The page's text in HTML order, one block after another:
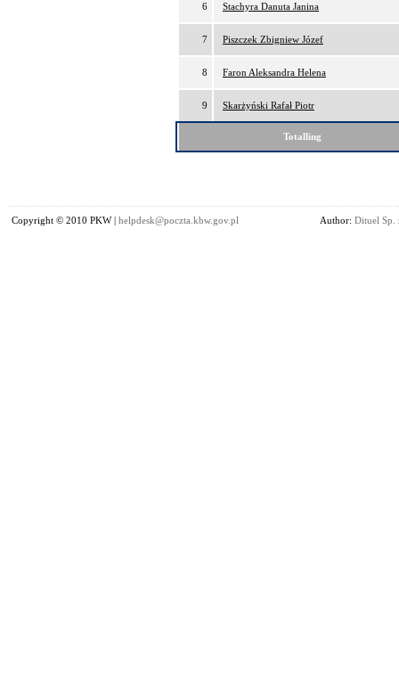
6 Stachyra Danuta Janina
7 Piszczek Zbigniew Józef
8 Faron Aleksandra Helena
9 Skarżyński Rafał Piotr
Totalling
Copyright © 2010 PKW | helpdesk@poczta.kbw.gov.pl Author: Dituel Sp.